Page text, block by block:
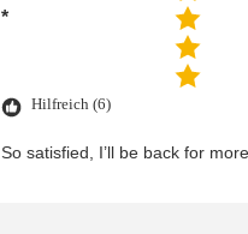
*
Hilfreich (6)
So satisfied, I’ll be back for